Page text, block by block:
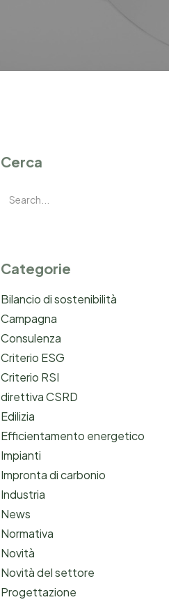
Cerca
Categorie
Bilancio di sostenibilità
Campagna
Consulenza
Criterio ESG
Criterio RSI
direttiva CSRD
Edilizia
Efficientamento energetico
Impianti
Impronta di carbonio
Industria
News
Normativa
Novità
Novità del settore
Progettazione